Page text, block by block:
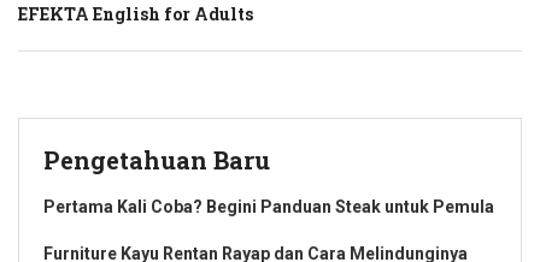
EFEKTA English for Adults
Pengetahuan Baru
Pertama Kali Coba? Begini Panduan Steak untuk Pemula
Furniture Kayu Rentan Rayap dan Cara Melindunginya